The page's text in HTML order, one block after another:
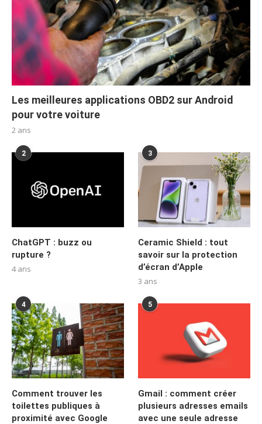
Les meilleures applications OBD2 sur Android
pour votre voiture
2 ans
2
ChatGPT : buzz ou
rupture ?
4 ans
3
Ceramic Shield : tout
savoir sur la protection
d’écran d’Apple
3 ans
4
Comment trouver les
toilettes publiques à
proximité avec Google
5
Gmail : comment créer
plusieurs adresses emails
avec une seule adresse